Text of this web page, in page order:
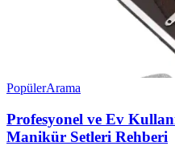
PopülerArama
Profesyonel ve Ev
Manikür Setleri Rehberi